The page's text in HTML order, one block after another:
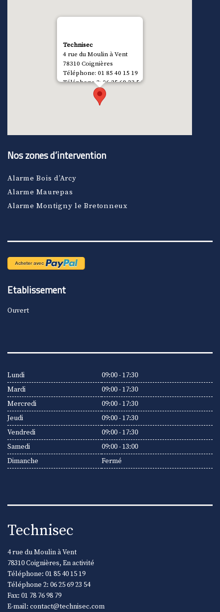
Technisec
4 rue du Moulin à Vent
78310 Coignières
Téléphone: 01 85 40 15 19
Téléphone 2: 06 25 69 23 54
01 78 76 98 79
Nos zones d’intervention
Alarme Bois d’Arcy
Alarme Maurepas
Alarme Montigny le Bretonneux
Etablissement
Ouvert
Lundi
09:00 - 17:30
Mardi
09:00 - 17:30
Mercredi
09:00 - 17:30
Jeudi
09:00 - 17:30
Vendredi
09:00 - 17:30
Samedi
09:00 - 13:00
Dimanche
Fermé
Technisec
4 rue du Moulin à Vent
78310Coignières, En activité
Téléphone: 01 85 40 15 19
Téléphone 2: 06 25 69 23 54
Fax: 01 78 76 98 79
E-mail: contact@technisec.com